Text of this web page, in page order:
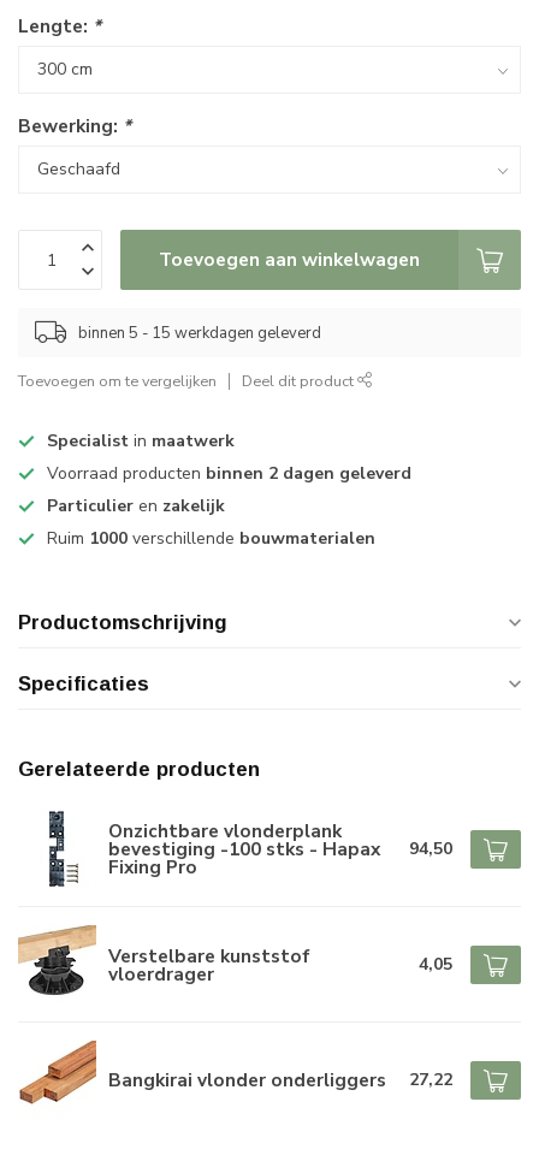
Lengte: *
Bewerking: *
Toevoegen aan winkelwagen
binnen 5 - 15 werkdagen geleverd
Toevoegen om te vergelijken Deel dit product
Specialist in maatwerk
Voorraad producten binnen 2 dagen geleverd
Particulier en zakelijk
Ruim 1000 verschillende bouwmaterialen
Productomschrijving
Specificaties
Gerelateerde producten
Onzichtbare vlonderplank
bevestiging -100 stks - Hapax
Fixing Pro
94,50
Verstelbare kunststof
vloerdrager 4,05
Bangkirai vlonder onderliggers 27,22